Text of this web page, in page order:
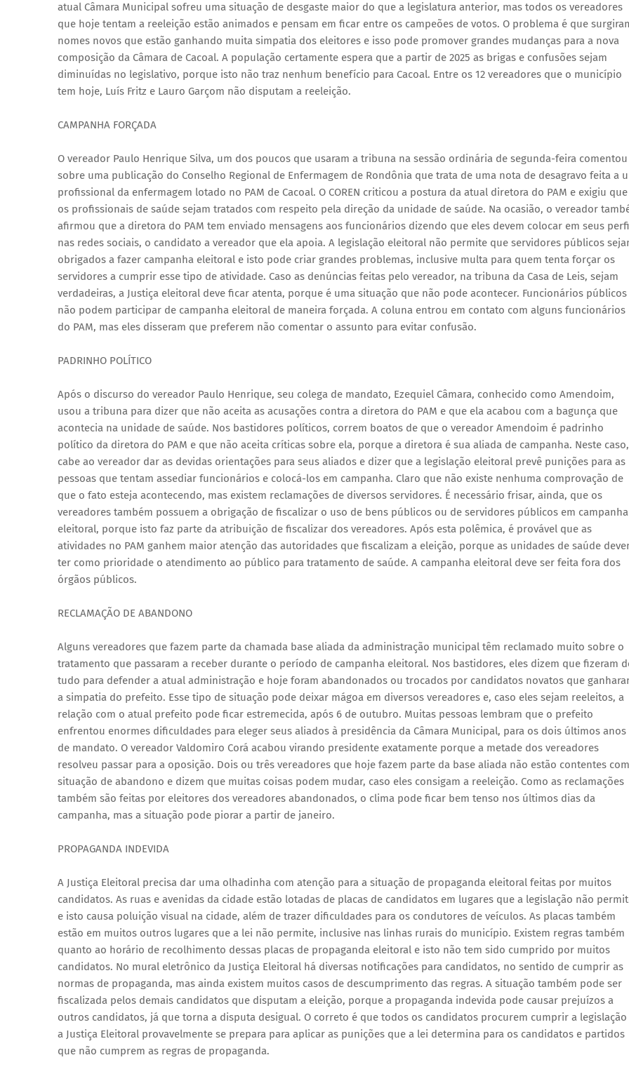
atual Câmara Municipal sofreu uma situação de desgaste maior do que a legislatura anterior, mas todos os vereadores
que hoje tentam a reeleição estão animados e pensam em ficar entre os campeões de votos. O problema é que
nomes novos que estão ganhando muita simpatia dos eleitores e isso pode promover grandes mudanças para a nova
composição da Câmara de Cacoal. A população certamente espera que a partir de 2025 as brigas e confusões sejam
diminuídas no legislativo, porque isto não traz nenhum benefício para Cacoal. Entre os 12 vereadores que o município
tem hoje, Luís Fritz e Lauro Garçom não disputam a reeleição.
CAMPANHA FORÇADA
O vereador Paulo Henrique Silva, um dos poucos que usaram a tribuna na sessão ordinária de segunda-feira comentou
sobre uma publicação do Conselho Regional de Enfermagem de Rondônia que trata de uma nota de desagravo feita a
profissional da enfermagem lotado no PAM de Cacoal. O COREN criticou a postura da atual diretora do PAM e exigiu que
os profissionais de saúde sejam tratados com respeito pela direção da unidade de saúde. Na ocasião, o vereador
afirmou que a diretora do PAM tem enviado mensagens aos funcionários dizendo que eles devem colocar em seus
nas redes sociais, o candidato a vereador que ela apoia. A legislação eleitoral não permite que servidores públicos
obrigados a fazer campanha eleitoral e isto pode criar grandes problemas, inclusive multa para quem tenta forçar os
servidores a cumprir esse tipo de atividade. Caso as denúncias feitas pelo vereador, na tribuna da Casa de Leis, sejam
verdadeiras, a Justiça eleitoral deve ficar atenta, porque é uma situação que não pode acontecer. Funcionários públicos
não podem participar de campanha eleitoral de maneira forçada. A coluna entrou em contato com alguns funcionários
do PAM, mas eles disseram que preferem não comentar o assunto para evitar confusão.
PADRINHO POLÍTICO
Após o discurso do vereador Paulo Henrique, seu colega de mandato, Ezequiel Câmara, conhecido como Amendoim,
usou a tribuna para dizer que não aceita as acusações contra a diretora do PAM e que ela acabou com a bagunça que
acontecia na unidade de saúde. Nos bastidores políticos, correm boatos de que o vereador Amendoim é padrinho
político da diretora do PAM e que não aceita críticas sobre ela, porque a diretora é sua aliada de campanha. Neste caso,
cabe ao vereador dar as devidas orientações para seus aliados e dizer que a legislação eleitoral prevê punições para as
pessoas que tentam assediar funcionários e colocá-los em campanha. Claro que não existe nenhuma comprovação de
que o fato esteja acontecendo, mas existem reclamações de diversos servidores. É necessário frisar, ainda, que os
vereadores também possuem a obrigação de fiscalizar o uso de bens públicos ou de servidores públicos em campanha
eleitoral, porque isto faz parte da atribuição de fiscalizar dos vereadores. Após esta polêmica, é provável que as
atividades no PAM ganhem maior atenção das autoridades que fiscalizam a eleição, porque as unidades de saúde
ter como prioridade o atendimento ao público para tratamento de saúde. A campanha eleitoral deve ser feita fora dos
órgãos públicos.
RECLAMAÇÃO DE ABANDONO
Alguns vereadores que fazem parte da chamada base aliada da administração municipal têm reclamado muito sobre o
tratamento que passaram a receber durante o período de campanha eleitoral. Nos bastidores, eles dizem que fizeram
tudo para defender a atual administração e hoje foram abandonados ou trocados por candidatos novatos que
a simpatia do prefeito. Esse tipo de situação pode deixar mágoa em diversos vereadores e, caso eles sejam reeleitos, a
relação com o atual prefeito pode ficar estremecida, após 6 de outubro. Muitas pessoas lembram que o prefeito
enfrentou enormes dificuldades para eleger seus aliados à presidência da Câmara Municipal, para os dois últimos anos
de mandato. O vereador Valdomiro Corá acabou virando presidente exatamente porque a metade dos vereadores
resolveu passar para a oposição. Dois ou três vereadores que hoje fazem parte da base aliada não estão contentes
situação de abandono e dizem que muitas coisas podem mudar, caso eles consigam a reeleição. Como as reclamações
também são feitas por eleitores dos vereadores abandonados, o clima pode ficar bem tenso nos últimos dias da
campanha, mas a situação pode piorar a partir de janeiro.
PROPAGANDA INDEVIDA
A Justiça Eleitoral precisa dar uma olhadinha com atenção para a situação de propaganda eleitoral feitas por muitos
candidatos. As ruas e avenidas da cidade estão lotadas de placas de candidatos em lugares que a legislação não
e isto causa poluição visual na cidade, além de trazer dificuldades para os condutores de veículos. As placas também
estão em muitos outros lugares que a lei não permite, inclusive nas linhas rurais do município. Existem regras também
quanto ao horário de recolhimento dessas placas de propaganda eleitoral e isto não tem sido cumprido por muitos
candidatos. No mural eletrônico da Justiça Eleitoral há diversas notificações para candidatos, no sentido de cumprir as
normas de propaganda, mas ainda existem muitos casos de descumprimento das regras. A situação também pode ser
fiscalizada pelos demais candidatos que disputam a eleição, porque a propaganda indevida pode causar prejuízos a
outros candidatos, já que torna a disputa desigual. O correto é que todos os candidatos procurem cumprir a legislação
a Justiça Eleitoral provavelmente se prepara para aplicar as punições que a lei determina para os candidatos e partidos
que não cumprem as regras de propaganda.